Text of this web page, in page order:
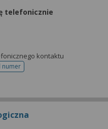
telefonicznie
kontaktu
numerdo rejestracji